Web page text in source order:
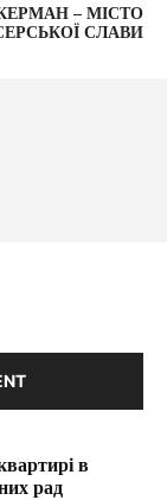
– МІСТО
СЛАВИ
в
рад